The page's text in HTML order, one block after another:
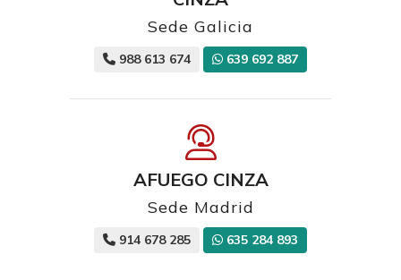
Sede Galicia
988 613 674 639 692 887
AFUEGO CINZA
Sede Madrid
914 678 285 635 284 893